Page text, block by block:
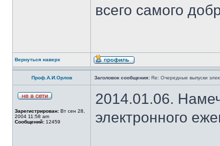
всего самого
Вернуться наверх
Проф.А.И.Орлов Заголовок сообщения: Re: Очередные выпуски
Зарегистрирован: Вт сен 28,
2004 11:58 am
Сообщений: 12459
2014.01.06.
электронного